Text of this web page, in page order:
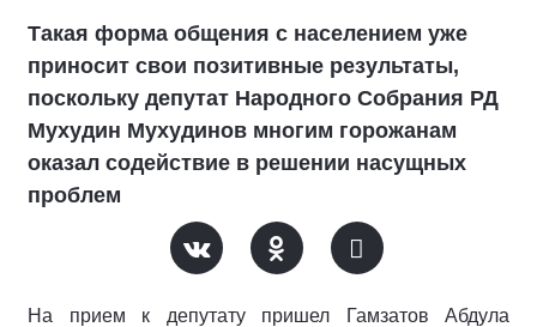
Такая форма общения с населением уже
приносит свои позитивные результаты,
поскольку депутат Народного Собрания РД
Мухудин Мухудинов многим горожанам
оказал содействие в решении насущных
проблем
На прием к депутату пришел Гамзатов Абдула